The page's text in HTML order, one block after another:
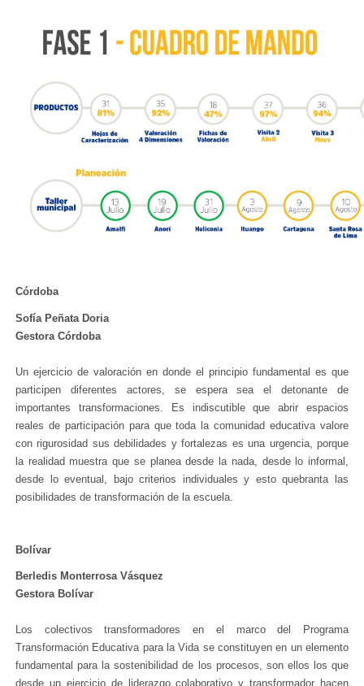
Córdoba
Sofía Peñata Doria
Gestora Córdoba
Un ejercicio de valoración en donde el principio fundamental es que
participen diferentes actores, se espera sea el detonante de
importantes transformaciones. Es indiscutible que abrir espacios
reales de participación para que toda la comunidad educativa valore
con rigurosidad sus debilidades y fortalezas es una urgencia, porque
la realidad muestra que se planea desde la nada, desde lo informal,
desde lo eventual, bajo criterios individuales y esto quebranta las
posibilidades de transformación de la escuela.
Bolívar
Berledis Monterrosa Vásquez
Gestora Bolívar
Los colectivos transformadores en el marco del Programa
Transformación Educativa para la Vida se constituyen en un elemento
fundamental para la sostenibilidad de los procesos, son ellos los que
desde un ejercicio de liderazgo colaborativo y transformador hacen